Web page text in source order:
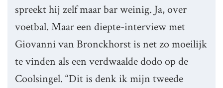
spreekt hij zelf maar bar weinig. Ja, over
voetbal. Maar een diepte-interview met
Giovanni van Bronckhorst is net zo moeilijk
te vinden als een verdwaalde dodo op de
Coolsingel. “Dit is denk ik mijn tweede